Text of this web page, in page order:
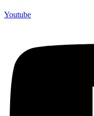
Youtube